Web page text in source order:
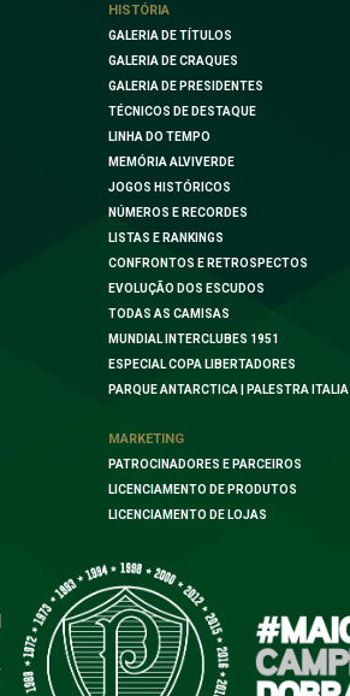
HISTÓRIA
GALERIA DE TÍTULOS
GALERIA DE CRAQUES
GALERIA DE PRESIDENTES
TÉCNICOS DE DESTAQUE
LINHA DO TEMPO
MEMÓRIA ALVIVERDE
JOGOS HISTÓRICOS
NÚMEROS E RECORDES
LISTAS E RANKINGS
CONFRONTOS E RETROSPECTOS
EVOLUÇÃO DOS ESCUDOS
TODAS AS CAMISAS
MUNDIAL INTERCLUBES 1951
ESPECIAL COPA LIBERTADORES
PARQUE ANTARCTICA | PALESTRA ITALIA
MARKETING
PATROCINADORES E PARCEIROS
LICENCIAMENTO DE PRODUTOS
LICENCIAMENTO DE LOJAS